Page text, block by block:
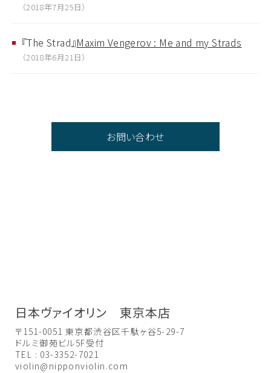
（2018年7月25日）
『The Strad』Maxim Vengerov : Me and my Strads
（2018年6月21日）
お問い合わせ
日本ヴァイオリン 東京本店
〒151-0051 東京都渋谷区千駄ヶ谷5-29-7
ドルミ御苑ビル5F受付
TEL : 03-3352-7021
violin@nipponviolin.com